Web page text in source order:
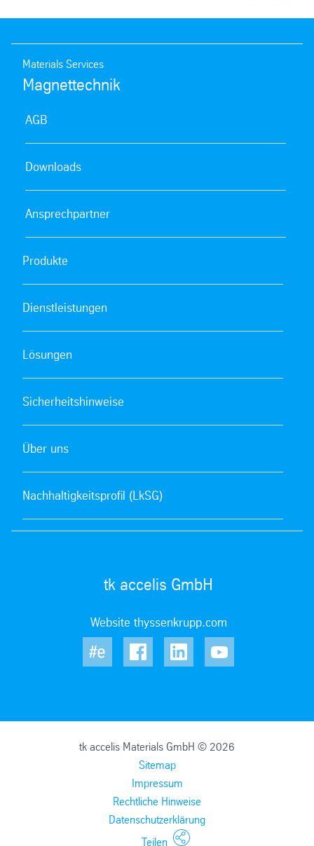
Materials Services
Magnettechnik
AGB
Downloads
Ansprechpartner
Produkte
Dienstleistungen
Lösungen
Sicherheitshinweise
Über uns
Nachhaltigkeitsprofil (LkSG)
tk accelis GmbH
Website thyssenkrupp.com
tk accelis Materials GmbH © 2026
Sitemap
Impressum
Rechtliche Hinweise
Datenschutzerklärung
Teilen